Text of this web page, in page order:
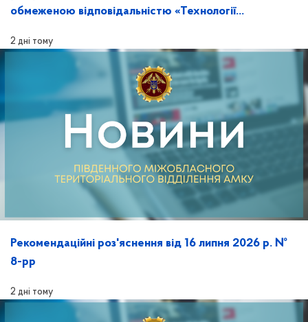
обмеженою відповідальністю «Технології
2 дні тому
Рекомендаційні роз'яснення від 16 липня 2026 р. №
8-рр
2 дні тому